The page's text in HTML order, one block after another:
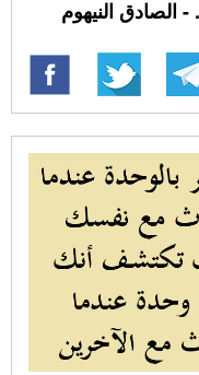
الصادق النيهوم